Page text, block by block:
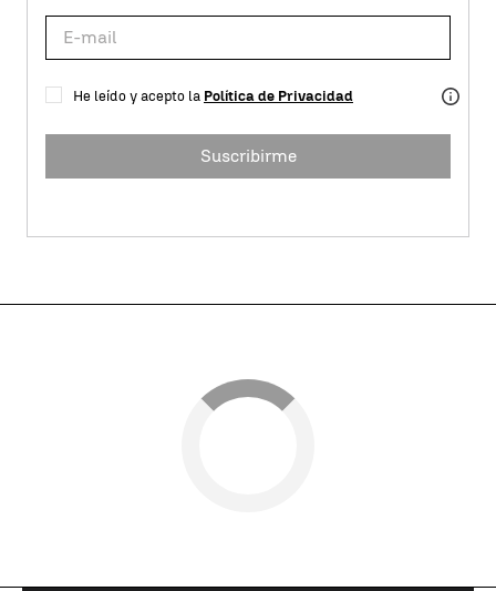
He leído y acepto la Política de Privacidad
Suscribirme